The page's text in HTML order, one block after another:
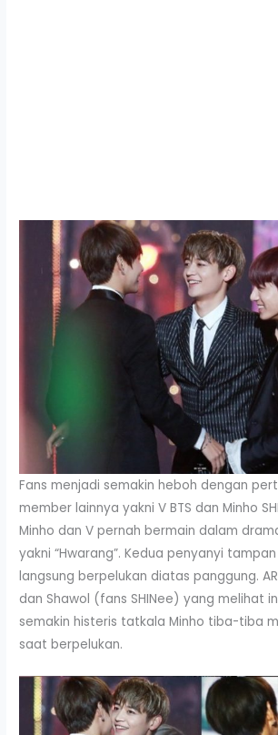
Fans menjadi semakin heboh dengan
member lainnya yakni V BTS dan Minho
Minho dan V pernah bermain dalam
yakni “Hwarang”. Kedua penyanyi
langsung berpelukan diatas panggung.
dan Shawol (fans SHINee) yang melihat
semakin histeris tatkala Minho tiba-tiba
saat berpelukan.